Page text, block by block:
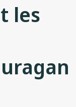
les